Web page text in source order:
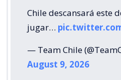
Chile descansará este
jugar…
— Team Chile
August 9, 2026